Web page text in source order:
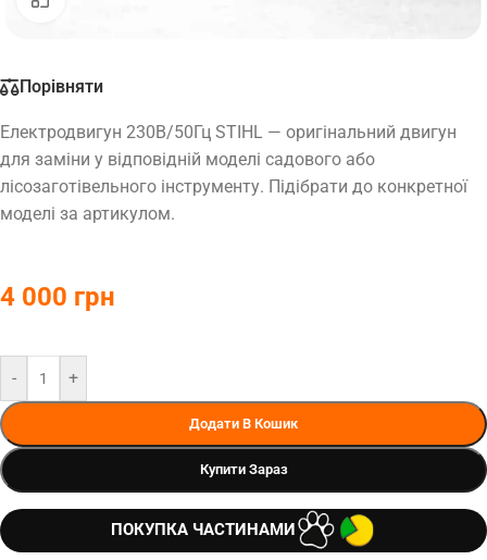
Порівняти
Електродвигун 230В/50Гц STIHL — оригінальний двигун
для заміни у відповідній моделі садового або
лісозаготівельного інструменту. Підібрати до конкретної
моделі за артикулом.
4 000 грн
- +
Додати В Кошик
Купити Зараз
ПОКУПКА ЧАСТИНАМИ